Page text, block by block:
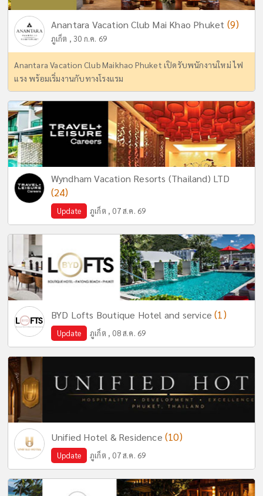
Anantara Vacation Club Mai Khao Phuket (9)
ภูเก็ต , 30 ก.ค. 69
Anantara Vacation Club Maikhao Phuket เปิดรับพนักงานใหม่ ไฟ
แรง พร้อมเริ่มงานกับทางโรงแรม
Wyndham Vacation Resorts (Thailand) LTD
(24)
Update ภูเก็ต , 07 ส.ค. 69
BYD Lofts Boutique Hotel and service(1)
Update ภูเก็ต , 08 ส.ค. 69
Unified Hotel & Residence (10)
Update ภูเก็ต , 07 ส.ค. 69